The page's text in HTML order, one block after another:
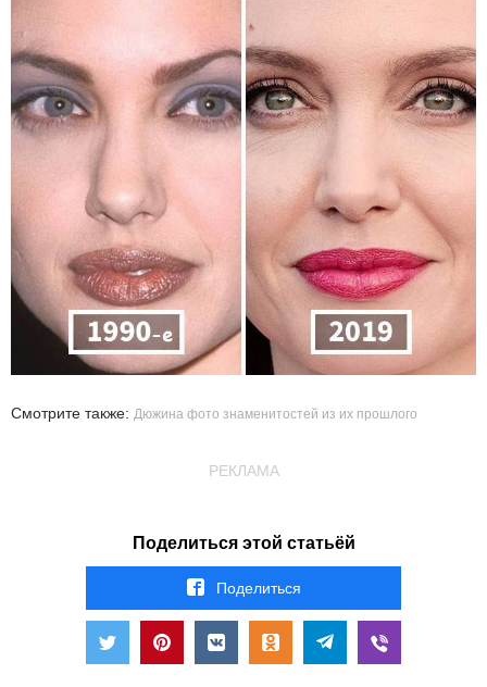
Смотрите также: Дюжина фото знаменитостей из их прошлого
РЕКЛАМА
Поделиться этой статьёй
Поделиться